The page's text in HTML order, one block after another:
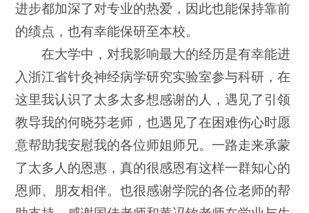
进步都加深了对专业的热爱，因此也能保持靠前
的绩点，也有幸能保研至本校。
在大学中，对我影响最大的经历是有幸能进
入浙江省针灸神经病学研究实验室参与科研，在
这里我认识了太多太多想感谢的人，遇见了引领
教导我的何晓芬老师，也遇见了在困难伤心时愿
意帮助我安慰我的各位师姐师兄。一路走来承蒙
了太多人的恩惠，真的很感恩有这样一群知心的
恩师、朋友相伴。也很感谢学院的各位老师的帮